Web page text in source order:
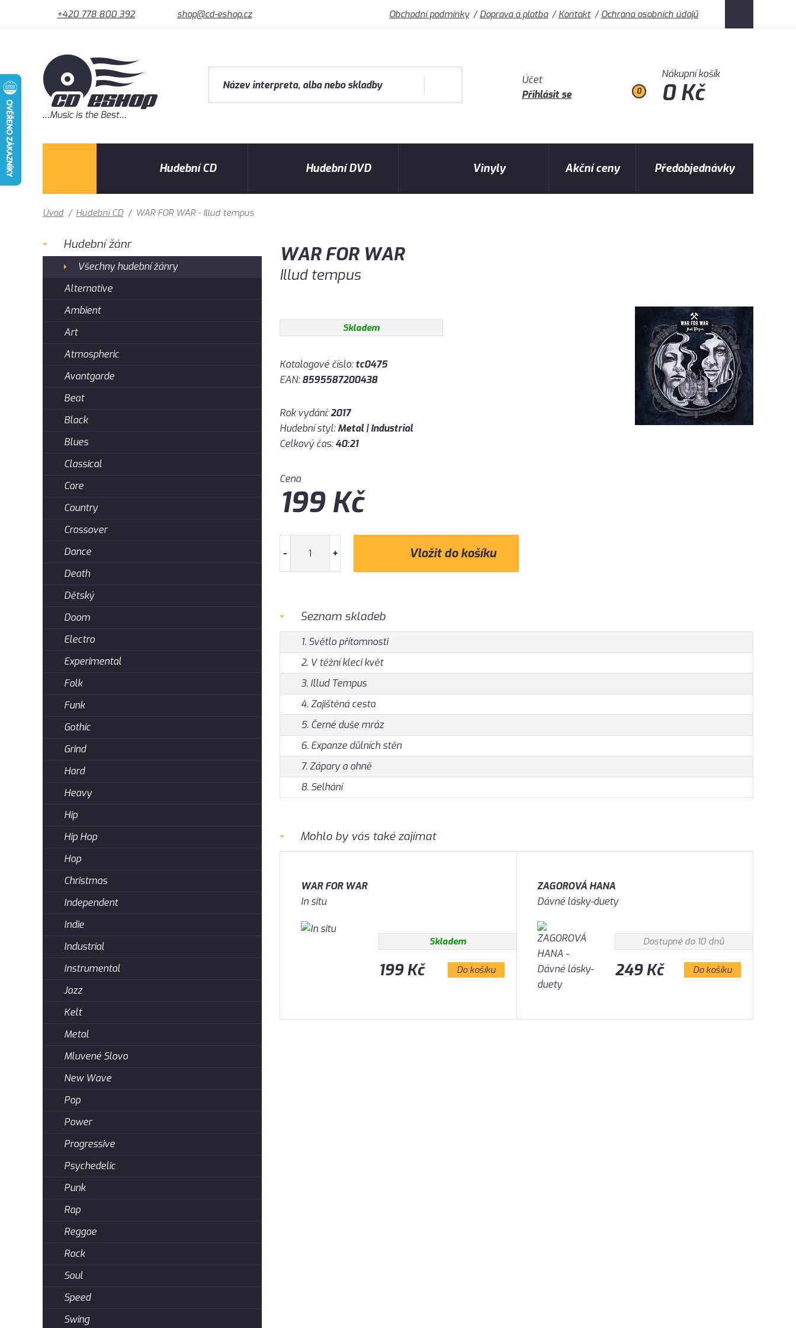
+420 778 800 392 shop@cd-eshop.cz Obchodní podmínky Doprava a platba Kontakt Ochrana osobních údajů
Účet
Přihlásit se
0
Nákupní košík
0 Kč
Hudební CD Hudební DVD Vinyly Akční ceny Předobjednávky
Úvod / Hudební CD / WAR FOR WAR - Illud tempus
WAR FOR WAR
Illud tempus
Skladem
Katalogové číslo:tc0475
EAN:8595587200438
Rok vydání:2017
Hudební styl:Metal | Industrial
Celkový čas:40:21
Cena
199Kč
- +
Seznam skladeb
1. Světlo přítomnosti
2. V těžní kleci květ
3. Illud Tempus
4. Zajištěná cesta
5. Černé duše mráz
6. Expanze důlních stěn
7. Zápary a ohně
8. Selhání
Mohlo by vás také zajímat
WAR FOR WAR
In situ
Skladem
199 Kč Do košíku
ZAGOROVÁ HANA
Dávné lásky-duety
Dostupné do 10 dnů
249 Kč Do košíku
Hudební žánr
Všechny hudební žánry
Alternative
Ambient
Art
Atmospheric
Avantgarde
Beat
Black
Blues
Classical
Core
Country
Crossover
Dance
Death
Dětský
Doom
Electro
Experimental
Folk
Funk
Gothic
Grind
Hard
Heavy
Hip
Hip Hop
Hop
Christmas
Independent
Indie
Industrial
Instrumental
Jazz
Kelt
Metal
Mluvené Slovo
New Wave
Pop
Power
Progressive
Psychedelic
Punk
Rap
Reggae
Rock
Soul
Speed
Swing